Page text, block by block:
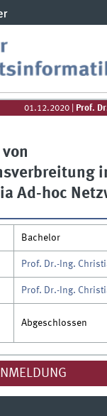
01.12.2020 Prof.
Ad-hoc
Bachelor
Prof. Dr.-Ing.
Prof. Dr.-Ing.
Abgeschlossen